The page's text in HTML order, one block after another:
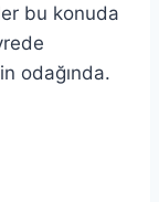
bu konuda
odağında.